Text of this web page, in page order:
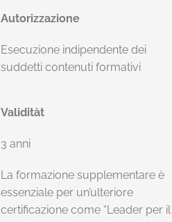
Autorizzazione
Esecuzione indipendente dei
suddetti contenuti formativi
Validitàt
3 anni
La formazione supplementare è
essenziale per un’ulteriore
certificazione come “Leader per il